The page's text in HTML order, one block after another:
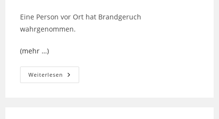
Eine Person vor Ort hat Brandgeruch
wahrgenommen.
(mehr …)
Weiterlesen Feuer
Verdächtiger